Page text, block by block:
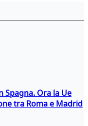
Spagna. Ora la Ue
tra Roma e Madrid